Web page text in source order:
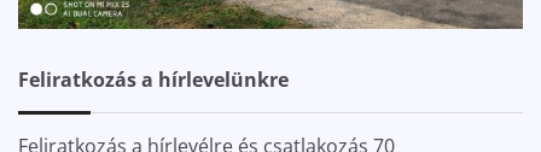
Feliratkozás a hírlevelünkre
Feliratkozás a hírlevélre és csatlakozás 70